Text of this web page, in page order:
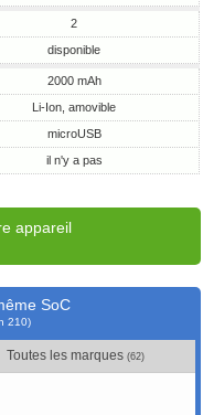
2
disponible
2000 mAh
Li-Ion, amovible
microUSB
il n'y a pas
appareil
SoC
210)
Toutes les marques(62)